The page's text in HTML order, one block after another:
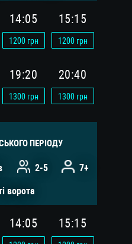
14:05
1200грн
15:15
1200грн
19:20
1300грн
20:40
1300грн
ПЕРІОДУ
2-5 7+
ворота
14:05 15:15